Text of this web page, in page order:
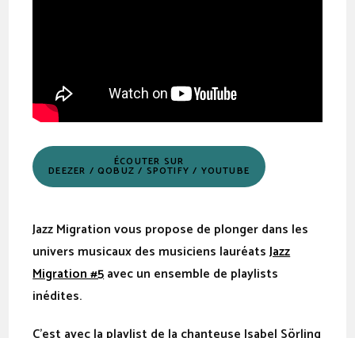
ÉCOUTER SUR
DEEZER / QOBUZ / SPOTIFY / YOUTUBE
Jazz Migration vous propose de plonger dans les
univers musicaux des musiciens lauréatsJazz
Migration #5avec un ensemble de playlists
inédites.